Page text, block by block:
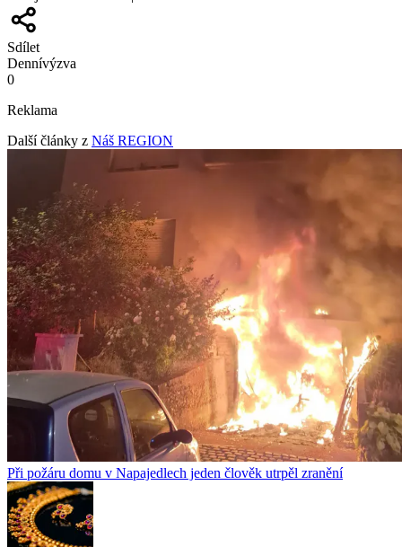
Sdílet
Dennívýzva
0
Reklama
Další články z Náš REGION
Při požáru domu v Napajedlech jeden člověk utrpěl zranění